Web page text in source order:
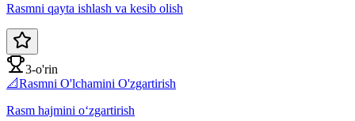
Rasmni qayta ishlash va kesib olish
3-o'rin
📐Rasmni O'lchamini O'zgartirish
Rasm hajmini oʻzgartirish